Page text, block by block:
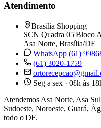
Atendimento
Brasília Shopping
SCN Quadra 05 Bloco
Asa Norte, Brasília/DF
WhatsApp (61)
(61) 3020-1759
Seg a sex · 08h às
Atendemos Asa Norte, Asa
Sudoeste, Noroeste, Guará,
todo o DF.